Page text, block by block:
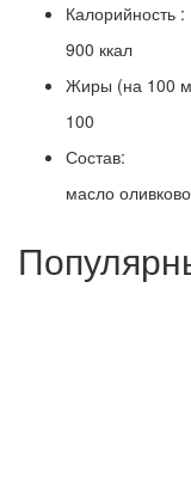
Калорийность :
900 ккал
Жиры (на 100
100
Состав:
масло